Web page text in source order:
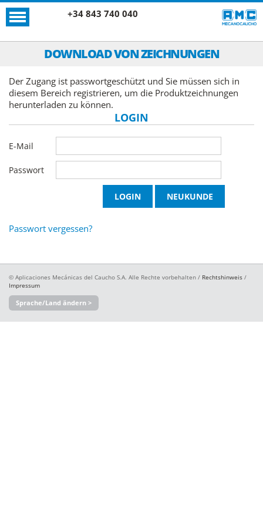
+34 843 740 040
DOWNLOAD VON ZEICHNUNGEN
Der Zugang ist passwortgeschützt und Sie müssen sich in
diesem Bereich registrieren, um die Produktzeichnungen
herunterladen zu können.
LOGIN
E-Mail
Passwort
Passwort vergessen?
© Aplicaciones Mecánicas del Caucho S.A. Alle Rechte vorbehalten / Rechtshinweis /
Impressum
Sprache/Land ändern >